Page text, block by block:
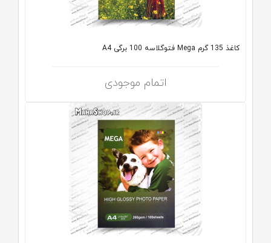
کاغذ 135 گرم Mega فتوگلاسه 100 برگی A4
اتمام موجودی